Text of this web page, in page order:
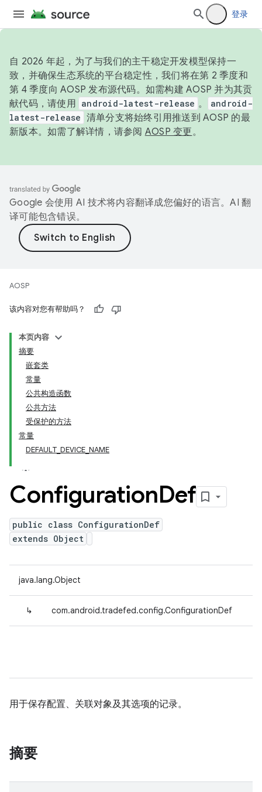
登录
自 2026 年起，为了与我们的主干稳定开发模型保持一
致，并确保生态系统的平台稳定性，我们将在第 2 季度和
第 4 季度向 AOSP 发布源代码。如需构建 AOSP 并为其贡
献代码，请使用 android-latest-release 。
android-
latest-release 清单分支将始终引用推送到 AOSP 的最
新版本。如需了解详情，请参阅 AOSP 变更。
Google 会使用 AI 技术将内容翻译成您偏好的语言。AI 翻
译可能包含错误。
AOSP
该内容对您有帮助吗？
本页内容
摘要
嵌套类
常量
公共构造函数
公共方法
受保护的方法
常量
DEFAULT_DEVICE_NAME
ConfigurationDef
public class ConfigurationDef
extends Object
java.lang.Object
↳ com.android.tradefed.config.ConfigurationDef
用于保存配置、关联对象及其选项的记录。
摘要